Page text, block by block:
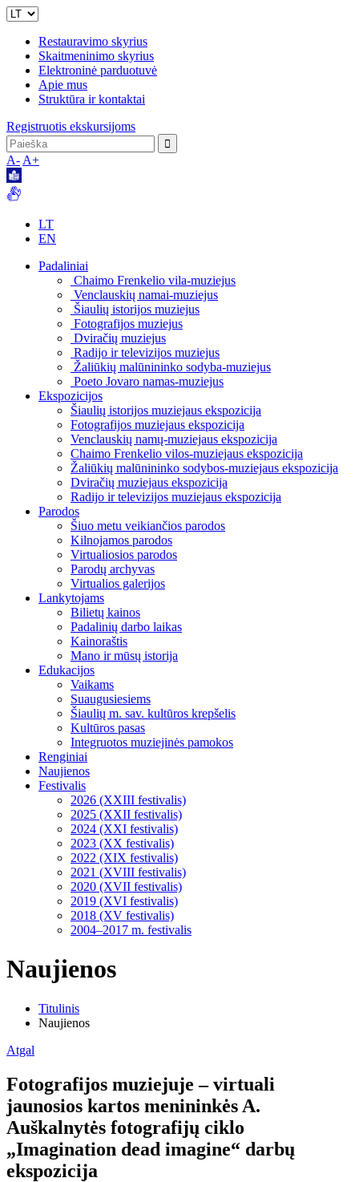
Restauravimo skyrius
Skaitmeninimo skyrius
Elektroninė parduotuvė
Apie mus
Struktūra ir kontaktai
Registruotis ekskursijoms
A- A+
LT
EN
Padaliniai
Chaimo Frenkelio vila-muziejus
Venclauskių namai-muziejus
Šiaulių istorijos muziejus
Fotografijos muziejus
Dviračių muziejus
Radijo ir televizijos muziejus
Žaliūkių malūnininko sodyba-muziejus
Poeto Jovaro namas-muziejus
Ekspozicijos
Šiaulių istorijos muziejaus ekspozicija
Fotografijos muziejaus ekspozicija
Venclauskių namų-muziejaus ekspozicija
Chaimo Frenkelio vilos-muziejaus ekspozicija
Žaliūkių malūnininko sodybos-muziejaus ekspozicija
Dviračių muziejaus ekspozicija
Radijo ir televizijos muziejaus ekspozicija
Parodos
Šiuo metu veikiančios parodos
Kilnojamos parodos
Virtualiosios parodos
Parodų archyvas
Virtualios galerijos
Lankytojams
Bilietų kainos
Padalinių darbo laikas
Kainoraštis
Mano ir mūsų istorija
Edukacijos
Vaikams
Suaugusiesiems
Šiaulių m. sav. kultūros krepšelis
Kultūros pasas
Integruotos muziejinės pamokos
Renginiai
Naujienos
Festivalis
2026 (XXIII festivalis)
2025 (XXII festivalis)
2024 (XXI festivalis)
2023 (XX festivalis)
2022 (XIX festivalis)
2021 (XVIII festivalis)
2020 (XVII festivalis)
2019 (XVI festivalis)
2018 (XV festivalis)
2004–2017 m. festivalis
Naujienos
Titulinis
Naujienos
Atgal
Fotografijos muziejuje – virtuali
jaunosios kartos menininkės A.
Auškalnytės fotografijų ciklo
„Imagination dead imagine“ darbų
ekspozicija